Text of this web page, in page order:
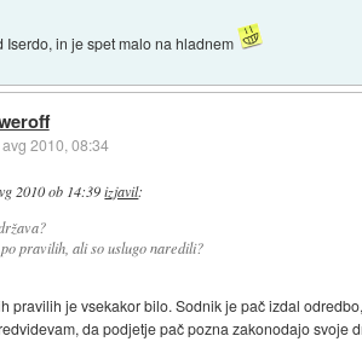
Iserdo, in je spet malo na hladnem
2010, 08:34
2010 ob 14:39 izjavil:
pravilih, ali so uslugo naredili?
pravilih je vsekakor bilo. Sodnik je pač izdal
da podjetje pač pozna zakonodajo svoje